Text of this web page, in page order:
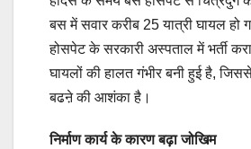
बस में सवार करीब 25 यात्री घायल हो
होसपेट के सरकारी अस्पताल में भर्ती
घायलों की हालत गंभीर बनी हुई है,
बढऩे की आशंका है।
निर्माण कार्य के कारण बढ़ा जोखिम